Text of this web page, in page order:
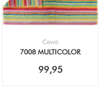
Cawö
7008 MULTICOLOR
99,95